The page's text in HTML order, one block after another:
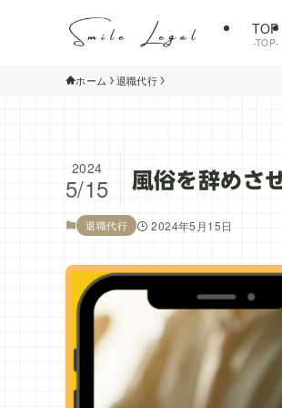
TOP
‐TOP‐
ホーム 退職代行
風俗を辞めさ
2024
5/15
退職代行 2024年5月15日